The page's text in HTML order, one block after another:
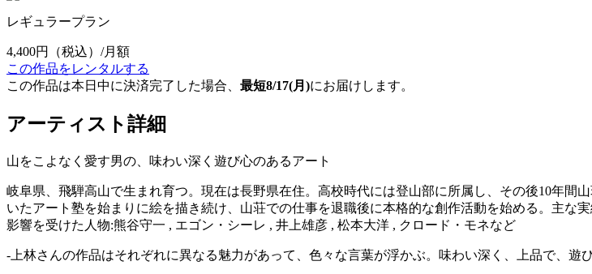
レギュラープラン
4,400円
（税込）/月額
この作品をレンタルする
この作品は本日中に決済完了した場合、 最短8/17(月)にお届けします。
アーティスト詳細
山をこよなく愛す男の、味わい深く遊び心のあるアート
岐阜県、飛騨高山で生まれ育つ。現在は長野県在住。高校時代には登山部に所属し、その後10年間
いたアート塾を始まりに絵を描き続け、山荘での仕事を退職後に本格的な創作活動を始める。主な
影響を受けた人物:熊谷守一 , エゴン・シーレ , 井上雄彦 , 松本大洋 , クロード・モネなど
-上林さんの作品はそれぞれに異なる魅力があって、色々な言葉が浮かぶ。味わい深く、上品で、遊